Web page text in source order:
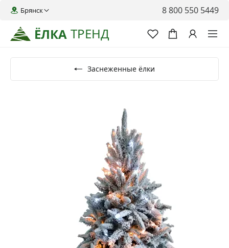
ЁЛКА ТРЕНД
Брянск 8 800 550 5449
Заснеженные ёлки